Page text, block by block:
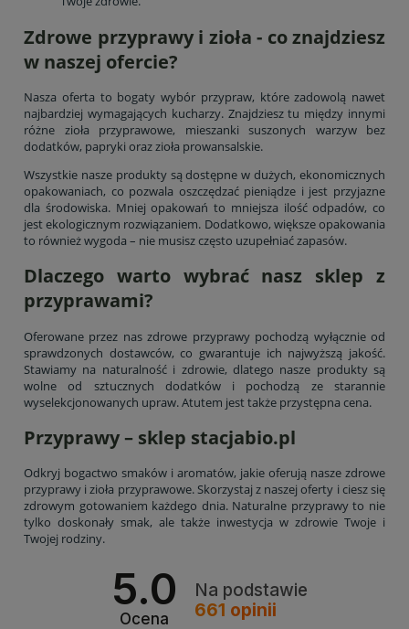
Zdrowe przyprawy i zioła - co znajdziesz
w naszej ofercie?
Nasza oferta to bogaty wybór przypraw, które zadowolą nawet
najbardziej wymagających kucharzy. Znajdziesz tu między innymi
różne zioła przyprawowe, mieszanki suszonych warzyw bez
dodatków, papryki oraz zioła prowansalskie.
Wszystkie nasze produkty są dostępne w dużych, ekonomicznych
opakowaniach, co pozwala oszczędzać pieniądze i jest przyjazne
dla środowiska. Mniej opakowań to mniejsza ilość odpadów, co
jest ekologicznym rozwiązaniem. Dodatkowo, większe opakowania
to również wygoda – nie musisz często uzupełniać zapasów.
Dlaczego warto wybrać nasz sklep z
przyprawami?
Oferowane przez nas zdrowe przyprawy pochodzą wyłącznie od
sprawdzonych dostawców, co gwarantuje ich najwyższą jakość.
Stawiamy na naturalność i zdrowie, dlatego nasze produkty są
wolne od sztucznych dodatków i pochodzą ze starannie
wyselekcjonowanych upraw. Atutem jest także przystępna cena.
Przyprawy – sklep stacjabio.pl
Odkryj bogactwo smaków i aromatów, jakie oferują nasze zdrowe
przyprawy i zioła przyprawowe. Skorzystaj z naszej oferty i ciesz się
zdrowym gotowaniem każdego dnia. Naturalne przyprawy to nie
tylko doskonały smak, ale także inwestycja w zdrowie Twoje i
Twojej rodziny.
5.0
Ocena
Na podstawie
661 opinii